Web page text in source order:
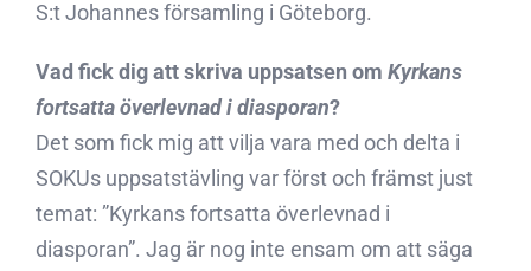
S:t Johannes församling i Göteborg.
Vad fick dig att skriva uppsatsen om  Kyrkans
fortsatta överlevnad i diasporan?
Det som fick mig att vilja vara med och delta i
SOKUs uppsatstävling var först och främst just
temat: ”Kyrkans fortsatta överlevnad i
diasporan”. Jag är nog inte ensam om att säga